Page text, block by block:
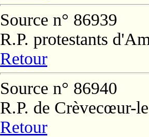
Source n° 86939
R.P. protestants
Retour
Source n° 86940
R.P. de Crèvecœur-
Retour